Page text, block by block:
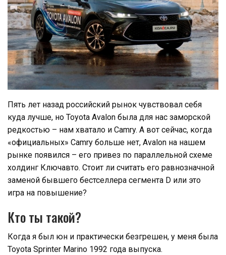
Пять лет назад российский рынок чувствовал себя
куда лучше, но Toyota Avalon была для нас заморской
редкостью – нам хватало и Camry. А вот сейчас, когда
«официальных» Camry больше нет, Avalon на нашем
рынке появился – его привез по параллельной схеме
холдинг Ключавто. Стоит ли считать его равнозначной
заменой бывшего бестселлера сегмента D или это
игра на повышение?
Кто ты такой?
Когда я был юн и практически безгрешен, у меня была
Toyota Sprinter Marino 1992 года выпуска.